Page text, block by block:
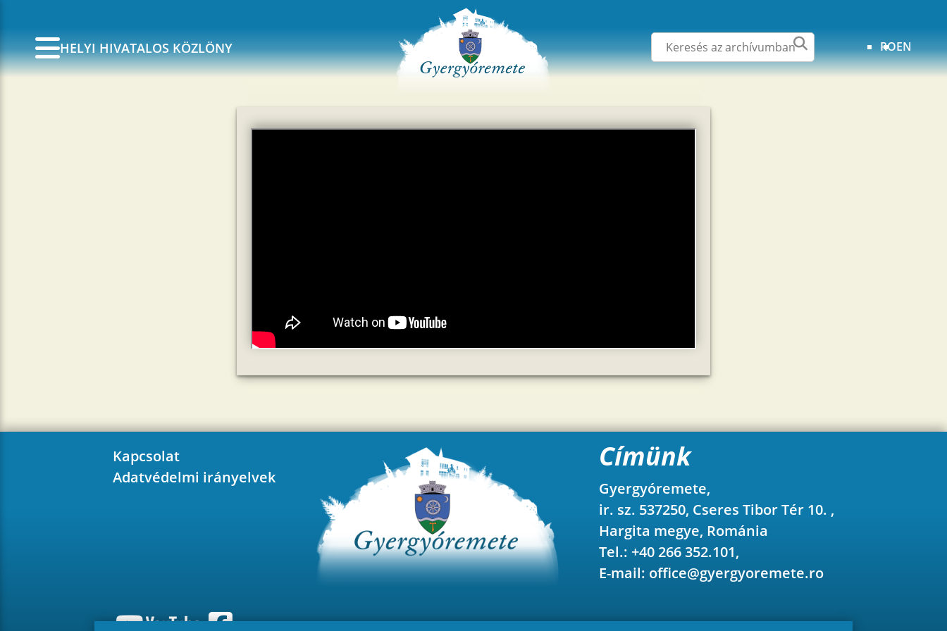
HELYI HIVATALOS KÖZLÖNY ROEN
Kapcsolat
Adatvédelmi irányelvek
Címünk
Gyergyóremete,
ir. sz. 537250, Cseres Tibor Tér 10. ,
Hargita megye, Románia
Tel.: +40 266 352.101,
E-mail: office@gyergyoremete.ro